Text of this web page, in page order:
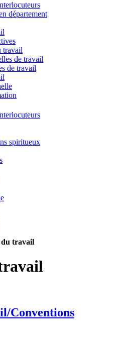
département
travail
de travail
de travail
spiritueux
du travail
Conventions